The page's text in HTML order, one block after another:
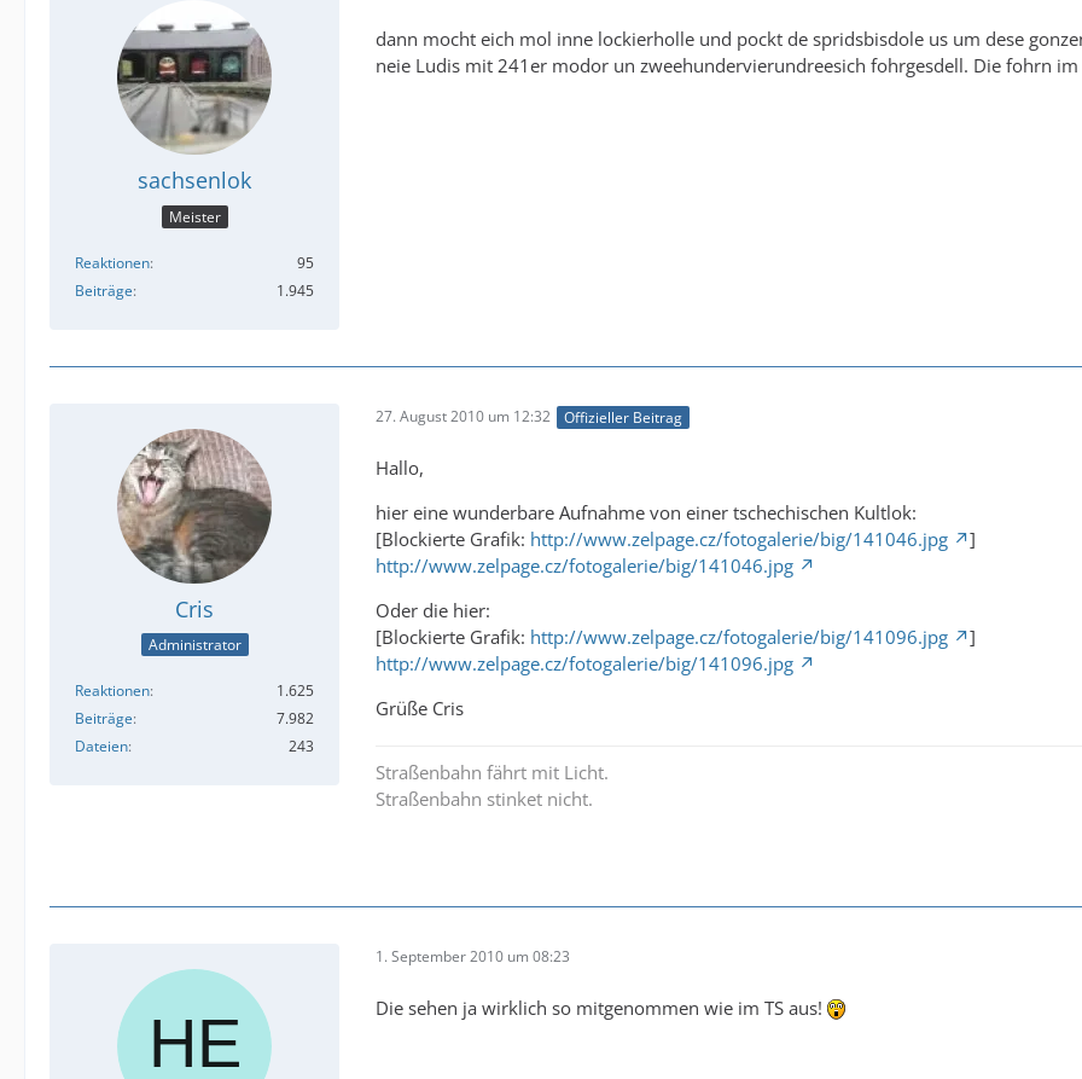
sachsenlok
Meister
Reaktionen
95
Beiträge
1.945
dann mocht eich mol inne lockierholle und pockt de spridsbisdole us um dese
neie Ludis mit 241er modor un zweehundervierundreesich fohrgesdell. Die fohrn
Cris
Administrator
Reaktionen
1.625
Beiträge
7.982
Dateien
243
27. August 2010 um 12:32 Offizieller Beitrag
Hallo,
hier eine wunderbare Aufnahme von einer tschechischen Kultlok:
[Blockierte Grafik: http://www.zelpage.cz/fotogalerie/big/141046.jpg
]
http://www.zelpage.cz/fotogalerie/big/141046.jpg
Oder die hier:
[Blockierte Grafik: http://www.zelpage.cz/fotogalerie/big/141096.jpg
]
http://www.zelpage.cz/fotogalerie/big/141096.jpg
Grüße Cris
Straßenbahn fährt mit Licht.
Straßenbahn stinket nicht.
1. September 2010 um 08:23
Die sehen ja wirklich so mitgenommen wie im TS aus!